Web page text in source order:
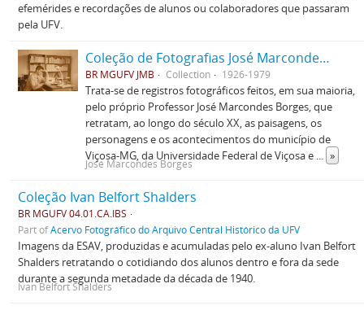
efemérides e recordações de alunos ou colaboradores que passaram
pela UFV.
Coleção de Fotografias José Marcondes Borges
BR MGUFV JMB Collection 1926-1979
Trata-se de registros fotográficos feitos, em sua maioria,
pelo próprio Professor José Marcondes Borges, que
retratam, ao longo do século XX, as paisagens, os
personagens e os acontecimentos do município de
Viçosa-MG, da Universidade Federal de Viçosa e ... »
José Marcondes Borges
Coleção Ivan Belfort Shalders
BR MGUFV 04.01.CA.IBS
Part ofAcervo Fotográfico do Arquivo Central Histórico da UFV
Imagens da ESAV, produzidas e acumuladas pelo ex-aluno Ivan Belfort
Shalders retratando o cotidiando dos alunos dentro e fora da sede
durante a segunda metadade da década de 1940.
Ivan Belfort Shalders